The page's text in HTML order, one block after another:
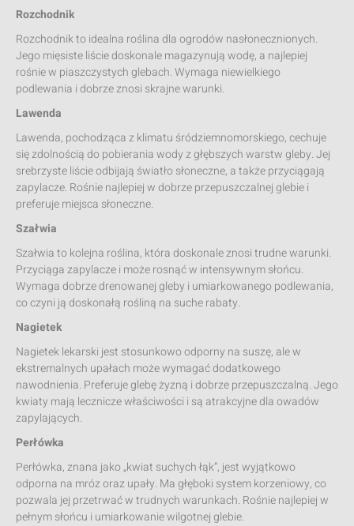
Rozchodnik
Rozchodnik to idealna roślina dla ogrodów nasłonecznionych.
Jego mięsiste liście doskonale magazynują wodę, a najlepiej
rośnie w piaszczystych glebach. Wymaga niewielkiego
podlewania i dobrze znosi skrajne warunki.
Lawenda
Lawenda, pochodząca z klimatu śródziemnomorskiego, cechuje
się zdolnością do pobierania wody z głębszych warstw gleby. Jej
srebrzyste liście odbijają światło słoneczne, a także przyciągają
zapylacze. Rośnie najlepiej w dobrze przepuszczalnej glebie i
preferuje miejsca słoneczne.
Szałwia
Szałwia to kolejna roślina, która doskonale znosi trudne warunki.
Przyciąga zapylacze i może rosnąć w intensywnym słońcu.
Wymaga dobrze drenowanej gleby i umiarkowanego podlewania,
co czyni ją doskonałą rośliną na suche rabaty.
Nagietek
Nagietek lekarski jest stosunkowo odporny na suszę, ale w
ekstremalnych upałach może wymagać dodatkowego
nawodnienia. Preferuje glebę żyzną i dobrze przepuszczalną. Jego
kwiaty mają lecznicze właściwości i są atrakcyjne dla owadów
zapylających.
Perłówka
Perłówka, znana jako „kwiat suchych łąk”, jest wyjątkowo
odporna na mróz oraz upały. Ma głęboki system korzeniowy, co
pozwala jej przetrwać w trudnych warunkach. Rośnie najlepiej w
pełnym słońcu i umiarkowanie wilgotnej glebie.